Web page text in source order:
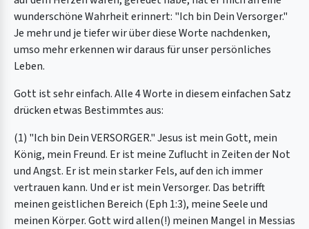
wunderschöne Wahrheit erinnert: "Ich bin Dein Versorger."
Je mehr und je tiefer wir über diese Worte nachdenken,
umso mehr erkennen wir daraus für unser persönliches
Leben.
Gott ist sehr einfach. Alle 4 Worte in diesem einfachen Satz
drücken etwas Bestimmtes aus:
(1) "Ich bin Dein VERSORGER." Jesus ist mein Gott, mein
König, mein Freund. Er ist meine Zuflucht in Zeiten der Not
und Angst. Er ist mein starker Fels, auf den ich immer
vertrauen kann. Und er ist mein Versorger. Das betrifft
meinen geistlichen Bereich (Eph 1:3), meine Seele und
meinen Körper. Gott wird allen(!) meinen Mangel in Messias